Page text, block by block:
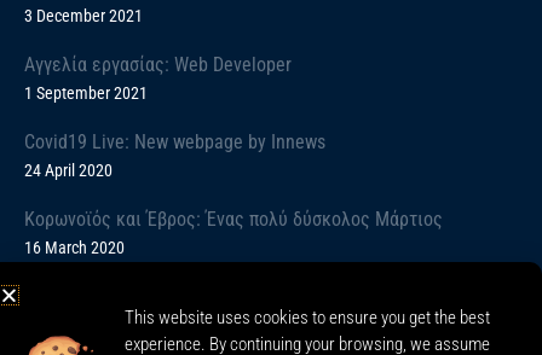
3 December 2021
Αγγελία εργασίας: Web Developer
1 September 2021
Covid19 Live: New webpage by Innews
24 April 2020
Κορωνοϊός και Έβρος: Ένας πολύ δύσκολος Μάρτιος
16 March 2020
This website uses cookies to ensure you get the best
experience. By continuing your browsing, we assume